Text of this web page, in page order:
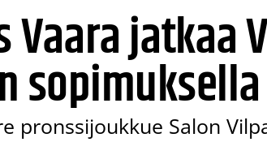
Vaara jatkaa
sopimuksella
pronssijoukkue Salon